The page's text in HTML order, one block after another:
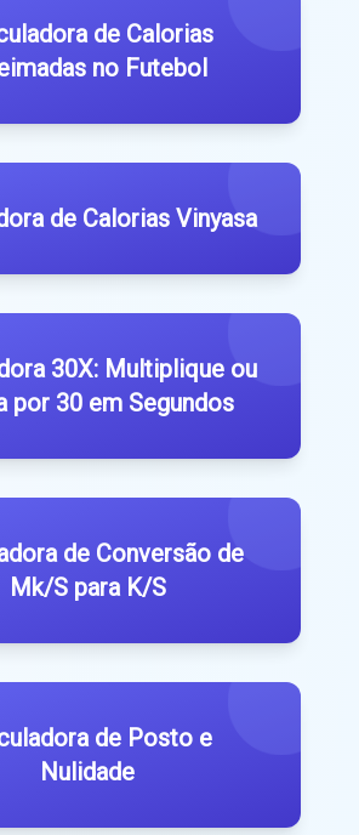
de Calorias
no Futebol
de Calorias Vinyasa
30X: Multiplique ou
por 30 em Segundos
de Conversão de
Mk/S para K/S
de Posto e
Nulidade